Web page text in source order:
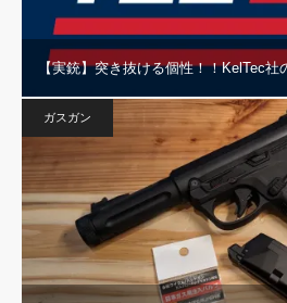
【実銃】突き抜ける個性！！KelTec社
ガスガン